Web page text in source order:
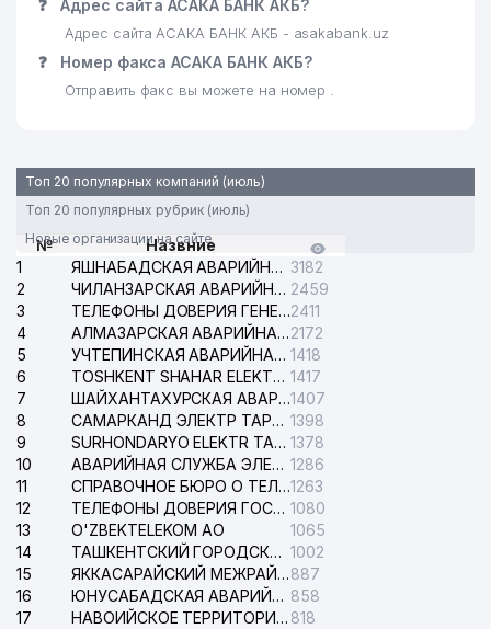
❓ Адрес сайта АСАКА БАНК АКБ?
Адрес сайта АСАКА БАНК АКБ - asakabank.uz
❓ Номер факса АСАКА БАНК АКБ?
Отправить факс вы можете на номер .
Топ 20 популярных компаний (июль)
Топ 20 популярных рубрик (июль)
Новые организации на сайте
№
Назвние
1
ЯШНАБАДСКАЯ АВАРИЙНАЯ СЛУЖБА ЭЛЕКТРОСЕТИ 3182
2
ЧИЛАНЗАРСКАЯ АВАРИЙНАЯ СЛУЖБА ЭЛЕКТРОСЕТИ 2459
3
ТЕЛЕФОНЫ ДОВЕРИЯ ГЕНЕРАЛЬНОЙ ПРОКУРАТУРЫ РЕСПУБЛИКИ УЗБЕКИСТАН2411
4
АЛМАЗАРСКАЯ АВАРИЙНАЯ СЛУЖБА ЭЛЕКТРОСЕТИ2172
5
УЧТЕПИНСКАЯ АВАРИЙНАЯ СЛУЖБА ЭЛЕКТРОСЕТИ 1418
6
TOSHKENT SHAHAR ELEKTR TARMOQLARI KORXONASI АО 1417
7
ШАЙХАНТАХУРСКАЯ АВАРИЙНАЯ СЛУЖБА ЭЛЕКТРОСЕТИ1407
8
САМАРКАНД ЭЛЕКТР ТАРМОКЛАРИ АО 1398
9
SURHONDARYO ELEKTR TARMOKLARI АО 1378
10
АВАРИЙНАЯ СЛУЖБА ЭЛЕКТРОСЕТИ ТАШКЕНТСКОГО РАЙОНА 1286
11
СПРАВОЧНОЕ БЮРО О ТЕЛЕФОНАХ ОРГАНИЗАЦИЙ г. ТАШКЕНТА1263
12
ТЕЛЕФОНЫ ДОВЕРИЯ ГОСУДАРСТВЕННОГО ЦЕНТРА ТЕСТИРОВАНИЯ 1080
13
O'ZBEKTELEKOM АО
1065
14
ТАШКЕНТСКИЙ ГОРОДСКОЙ СУД ПО ГРАЖДАНСКИМ ДЕЛАМ 1002
15
ЯККАСАРАЙСКИЙ МЕЖРАЙОННЫЙ СУД ПО ГРАЖДАНСКИМ ДЕЛАМ887
16
ЮНУСАБАДСКАЯ АВАРИЙНАЯ СЛУЖБА ЭЛЕКТРОСЕТИ 858
17
НАВОИЙСКОЕ ТЕРРИТОРИАЛЬНОЕ ПРЕДПРИЯТИЕ ЭЛЕКТРОСЕТИ АО 818